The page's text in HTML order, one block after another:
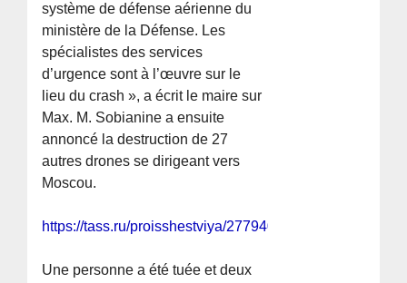
système de défense aérienne du
ministère de la Défense. Les
spécialistes des services
d’urgence sont à l’œuvre sur le
lieu du crash », a écrit le maire sur
Max. M. Sobianine a ensuite
annoncé la destruction de 27
autres drones se dirigeant vers
Moscou.
https://tass.ru/proisshestviya/27794027
Une personne a été tuée et deux